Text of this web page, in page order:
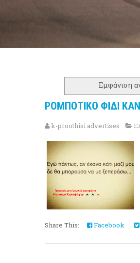
Εμφάνιση
ΡΟΜΠΟΤΙΚΟ ΦΙΔΙ
k-proothisi advertises
Share This: Facebook